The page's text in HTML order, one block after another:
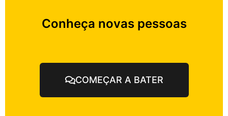
Conheça novas pessoas
COMEÇAR A BATER